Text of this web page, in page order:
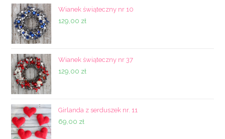
Wianek świąteczny nr 10
129,00 zł
Wianek świąteczny nr 37
129,00 zł
Girlanda z serduszek nr. 11
69,00 zł